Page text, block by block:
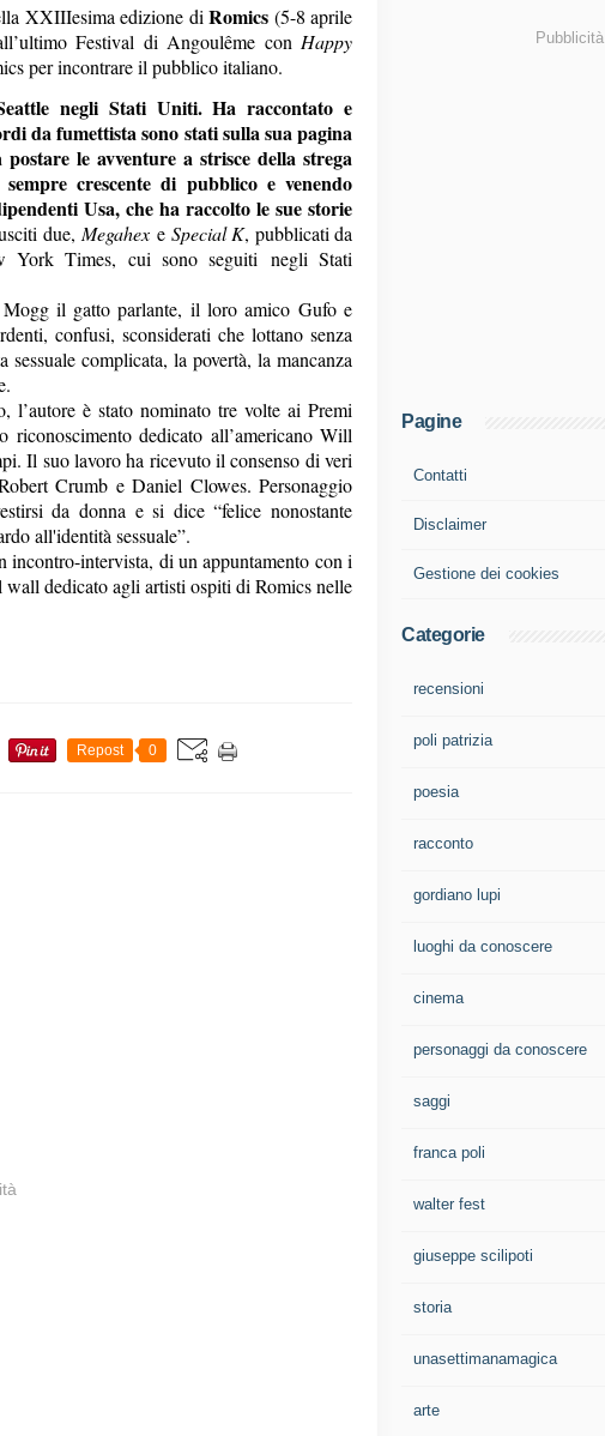
XXIIIesima edizione diRomics (5-8 aprile
Festival di Angoulême con Happy
per incontrare il pubblico italiano.
negli Stati Uniti. Ha raccontato e
da fumettista sono stati sulla sua pagina
le avventure a strisce della strega
crescente di pubblico e venendo
Usa, che ha raccolto le sue storie
due, Megahex e Special K, pubblicati da
York Times, cui sono seguiti negli Stati
il gatto parlante, il loro amico Gufo e
confusi, sconsiderati che lottano senza
complicata, la povertà, la mancanza
è stato nominato tre volte ai Premi
dedicato all’americano Will
Il suo lavoro ha ricevuto il consenso di veri
Crumb e Daniel Clowes. Personaggio
da donna e si dice “felice nonostante
all'identità sessuale”.
incontro-intervista, di un appuntamento con i
dedicato agli artisti ospiti di Romics nelle
Repost 0
Pubblicità
Pagine
Contatti
Disclaimer
Gestione dei cookies
Categorie
recensioni
poli patrizia
poesia
racconto
gordiano lupi
luoghi da conoscere
cinema
personaggi da conoscere
saggi
franca poli
walter fest
giuseppe scilipoti
storia
unasettimanamagica
arte